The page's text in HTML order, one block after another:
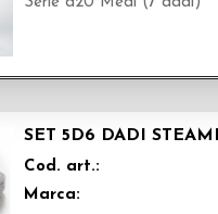
SET 5D6 DADI
Cod. art.:
Marca: